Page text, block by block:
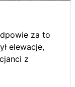
za to
elewacje,
z